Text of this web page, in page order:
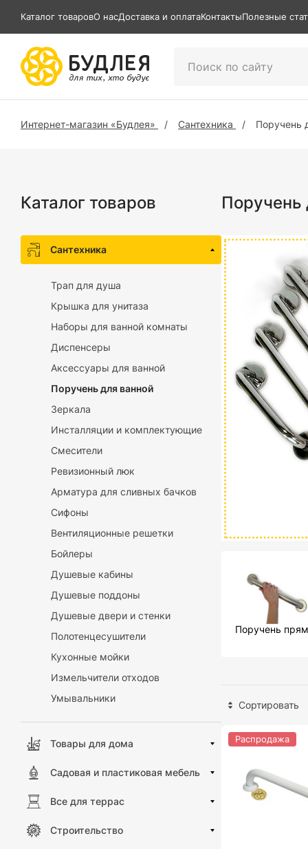
Каталог товаровО насДоставка и оплатаКонтактыПолезные
Интернет-магазин «Будлея» Сантехника Поручень
Каталог товаров
Сантехника
Трап для душа
Крышка для унитаза
Наборы для ванной комнаты
Диспенсеры
Аксессуары для ванной
Поручень для ванной
Зеркала
Инсталляции и комплектующие
Смесители
Ревизионный люк
Арматура для сливных бачков
Сифоны
Вентиляционные решетки
Бойлеры
Душевые кабины
Душевые поддоны
Душевые двери и стенки
Полотенцесушители
Кухонные мойки
Измельчители отходов
Умывальники
Товары для дома
Садовая и пластиковая мебель
Все для террас
Строительство
Поручень
Поручень
Сортировать
Распродажа